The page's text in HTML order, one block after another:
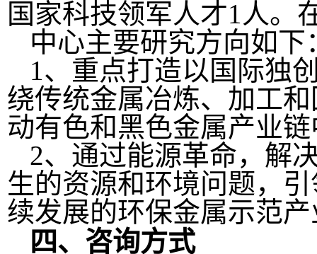
国家科技领军人才1人。
中心主要研究方向如下
1、重点打造以国际独
绕传统金属冶炼、加工
动有色和黑色金属产业
2、通过能源革命，解
生的资源和环境问题，
续发展的环保金属示范
四、咨询方式